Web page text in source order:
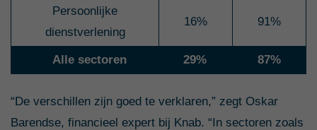
Persoonlijke
dienstverlening
16% 91%
Alle sectoren 29% 87%
“De verschillen zijn goed te verklaren,” zegt Oskar
Barendse, financieel expert bij Knab. “In sectoren zoals